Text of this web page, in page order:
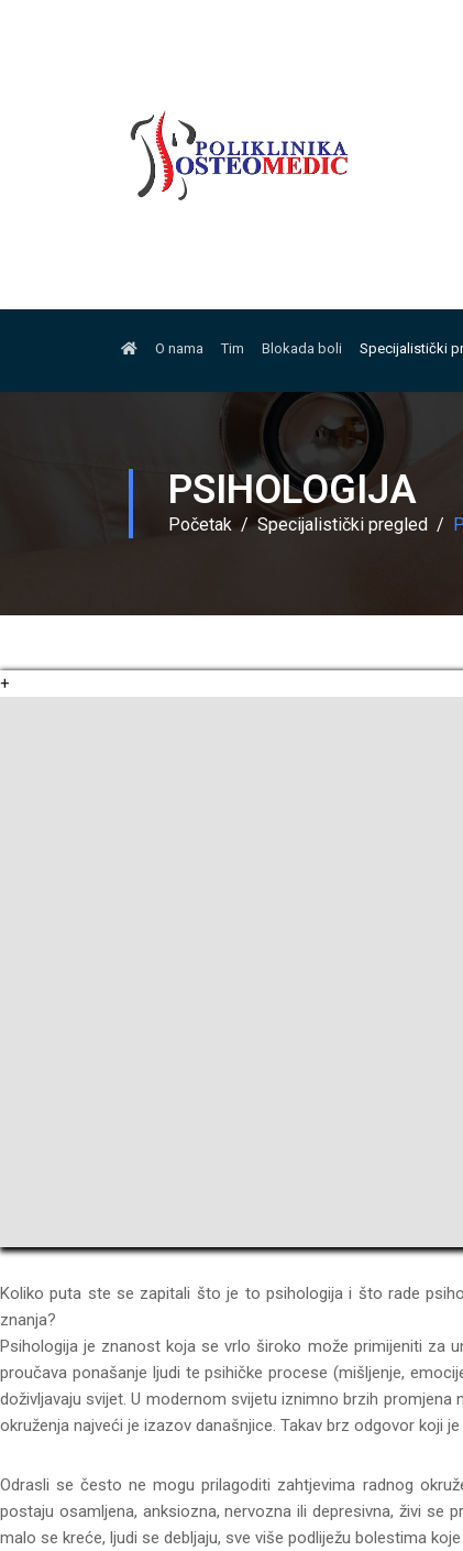
O nama Tim Blokada boli Specijalistički
PSIHOLOGIJA
Početak Specijalistički pregled
+
Koliko puta ste se zapitali što je to psihologija i što rade
znanja?
Psihologija je znanost koja se vrlo široko može primijeniti za
proučava ponašanje ljudi te psihičke procese (mišljenje,
doživljavaju svijet. U modernom svijetu iznimno brzih
okruženja najveći je izazov današnjice. Takav brz odgovor koji
Odrasli se često ne mogu prilagoditi zahtjevima radnog
postaju osamljena, anksiozna, nervozna ili depresivna, živi se
malo se kreće, ljudi se debljaju, sve više podliježu bolestima